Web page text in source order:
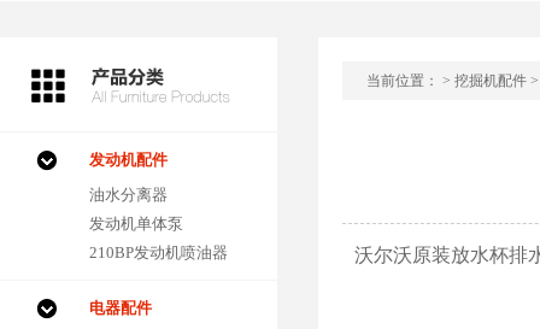
发动机配件
油水分离器
发动机单体泵
210BP发动机喷油器
电器配件
当前位置： > 挖掘机配件
沃尔沃原装放水杯排